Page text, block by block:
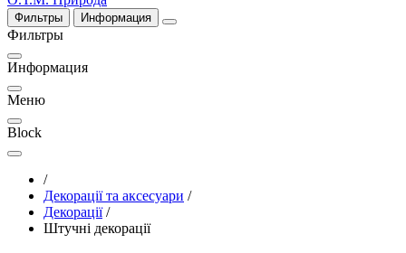
Фильтры Информация
Фильтры
Информация
Меню
Block
/
Декорації та аксесуари /
Декорації /
Штучні декорації